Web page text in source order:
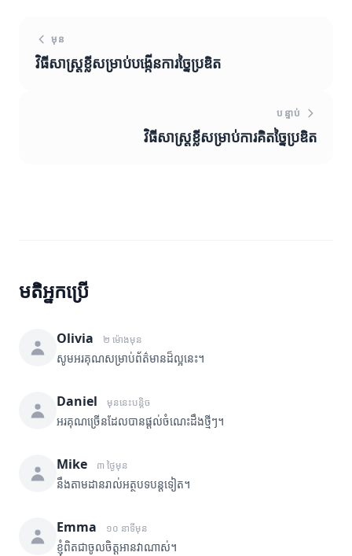
មុន
វិធីសាស្ត្រខ្លីសម្រាប់បង្កើនការច្នៃប្រឌិត
បន្ទាប់
វិធីសាស្ត្រខ្លីសម្រាប់ការគិតច្នៃប្រឌិត
មតិអ្នកប្រើ
Olivia ២ ម៉ោងមុន
សូមអរគុណសម្រាប់ព័ត៌មានដ៏ល្អនេះ។
Daniel មុននេះបន្តិច
អរគុណច្រើនដែលបានផ្តល់ចំណេះដឹងថ្មីៗ។
Mike ៣ ថ្ងៃមុន
នឹងតាមដានរាល់អត្ថបទបន្តទៀត។
Emma ១០ នាទីមុន
ខ្ញុំពិតជាចូលចិត្តអានវាណាស់។